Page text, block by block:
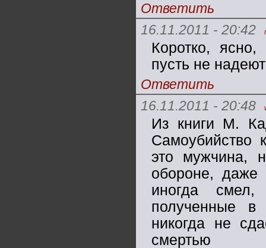
Ответить
16.11.2011 - 20:42
Коротко,
пусть не
Ответить
16.11.2011 - 20:48
Из книги М.
Самоубийство
это мужчина,
обороне, даже
иногда
полученные в
никогда не
смертью